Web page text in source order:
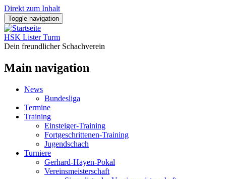
Direkt zum Inhalt
Toggle navigation
HSK Lister Turm
Dein freundlicher Schachverein
Main navigation
News
Bundesliga
Termine
Training
Einsteiger-Training
Fortgeschrittenen-Training
Jugendschach
Turniere
Gerhard-Hayen-Pokal
Vereinsmeisterschaft